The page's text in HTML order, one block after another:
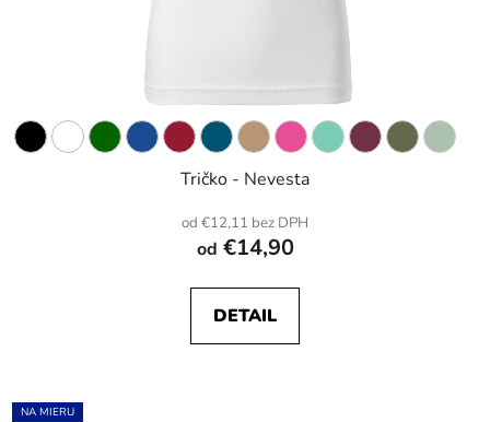
Tričko - Nevesta
od €12,11 bez DPH
od €14,90
DETAIL
NA MIERU